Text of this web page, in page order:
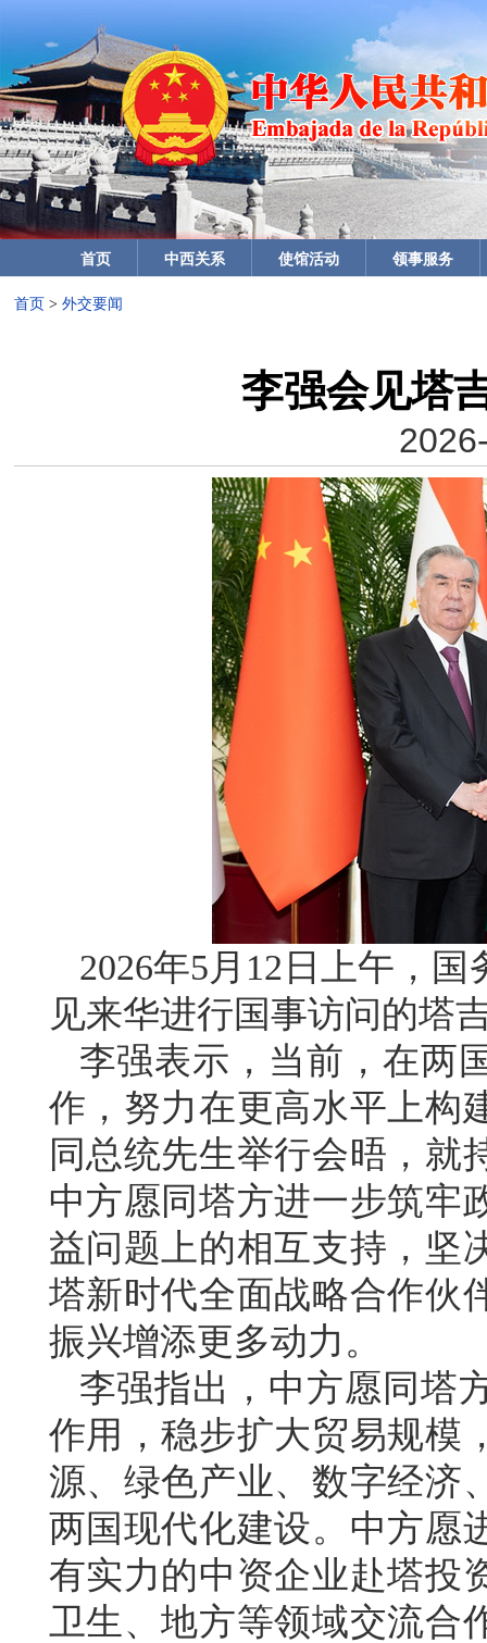
首页 中西关系 使馆活动 领事服务
首页 > 外交要闻
李强会见塔
2026年5月12日上午，
见来华进行国事访问的塔
李强表示，当前，在两
作，努力在更高水平上构
同总统先生举行会晤，就
中方愿同塔方进一步筑牢
益问题上的相互支持，坚
塔新时代全面战略合作伙
振兴增添更多动力。
李强指出，中方愿同塔
作用，稳步扩大贸易规模
源、绿色产业、数字经济
两国现代化建设。中方愿
有实力的中资企业赴塔投
卫生、地方等领域交流合